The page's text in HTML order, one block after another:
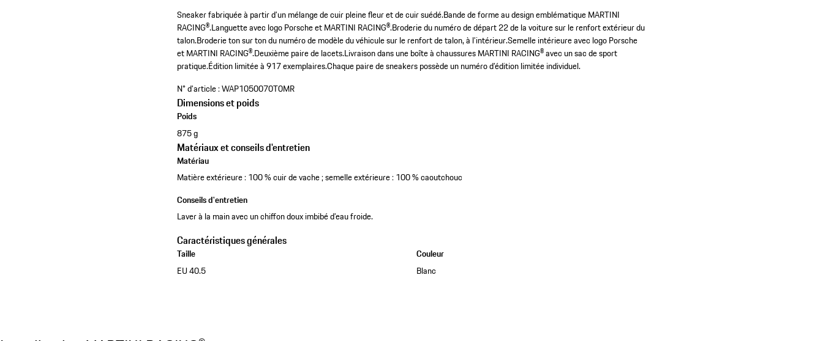
Sneaker fabriquée à partir d’un mélange de cuir pleine fleur et de cuir suédé.Bande de forme au design emblématique MARTINI
RACING®.Languette avec logo Porsche et MARTINI RACING®.Broderie du numéro de départ 22 de la voiture sur le renfort extérieur du
talon.Broderie ton sur ton du numéro de modèle du véhicule sur le renfort de talon, à l’intérieur.Semelle intérieure avec logo Porsche
et MARTINI RACING®.Deuxième paire de lacets.Livraison dans une boîte à chaussures MARTINI RACING® avec un sac de sport
pratique.Édition limitée à 917 exemplaires.Chaque paire de sneakers possède un numéro d’édition limitée individuel.
N° d'article :WAP1050070T0MR
Dimensions et poids
Poids
875 g
Matériaux et conseils d'entretien
Matériau
Matière extérieure : 100 % cuir de vache ; semelle extérieure : 100 % caoutchouc
Conseils d'entretien
Laver à la main avec un chiffon doux imbibé d’eau froide.
Caractéristiques générales
Taille
EU 40.5
Couleur
Blanc